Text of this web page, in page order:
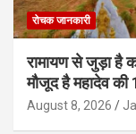
रोचक जानकारी
रामायण से जुड़ा है
मौजूद है महादेव की
August 8, 2026